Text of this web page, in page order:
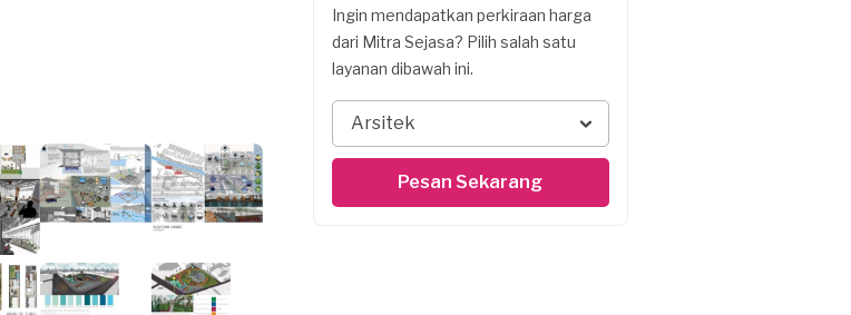
Ingin mendapatkan perkiraan harga
dari Mitra Sejasa? Pilih salah satu
layanan dibawah ini.
Arsitek
Pesan Sekarang